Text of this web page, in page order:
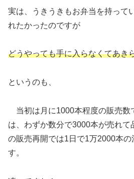
実は、うきうきもお弁当を持って
れたかったのですが
どうやっても手に入らなくてあき
というのも、
当初は月に1000本程度の販売数
は、わずか数分で3000本が売れて
の販売再開では1日で1万2000本
す。